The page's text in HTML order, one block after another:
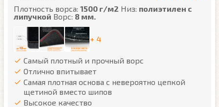
Плотность ворса: 1500 г/м2 Низ: полиэтилен с
липучкой Ворс: 8 мм.
+ 4
Самый плотный и прочный ворс
Отлично впитывает
Самая плотная основа с невероятно цепкой
щетиной вместо шипов
Высокое качество